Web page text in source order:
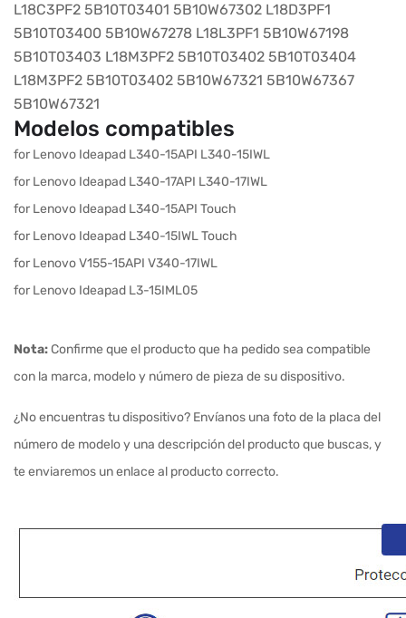
L18C3PF2 5B10T03401 5B10W67302 L18D3PF1
5B10T03400 5B10W67278 L18L3PF1 5B10W67198
5B10T03403 L18M3PF2 5B10T03402 5B10T03404
L18M3PF2 5B10T03402 5B10W67321 5B10W67367
5B10W67321
Modelos compatibles
for Lenovo Ideapad L340-15API L340-15IWL
for Lenovo Ideapad L340-17API L340-17IWL
for Lenovo Ideapad L340-15API Touch
for Lenovo Ideapad L340-15IWL Touch
for Lenovo V155-15API V340-17IWL
for Lenovo Ideapad L3-15IML05
Nota:Confirme que el producto que ha pedido sea compatible
con la marca, modelo y número de pieza de su dispositivo.
¿No encuentras tu dispositivo? Envíanos una foto de la placa del
número de modelo y una descripción del producto que buscas, y
te enviaremos un enlace al producto correcto.